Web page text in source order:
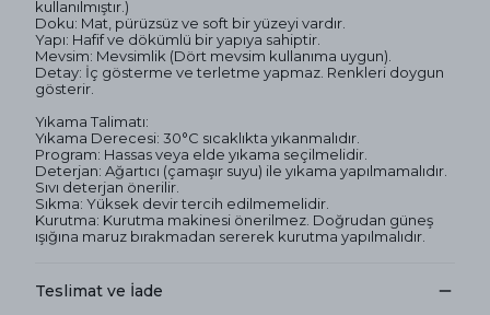
kullanılmıştır.)
Doku: Mat, pürüzsüz ve soft bir yüzeyi vardır.
Yapı: Hafif ve dökümlü bir yapıya sahiptir.
Mevsim: Mevsimlik (Dört mevsim kullanıma uygun).
Detay: İç gösterme ve terletme yapmaz. Renkleri doygun
gösterir.
Yıkama Talimatı:
Yıkama Derecesi: 30°C sıcaklıkta yıkanmalıdır.
Program: Hassas veya elde yıkama seçilmelidir.
Deterjan: Ağartıcı (çamaşır suyu) ile yıkama yapılmamalıdır.
Sıvı deterjan önerilir.
Sıkma: Yüksek devir tercih edilmemelidir.
Kurutma: Kurutma makinesi önerilmez. Doğrudan güneş
ışığına maruz bırakmadan sererek kurutma yapılmalıdır.
Teslimat ve İade